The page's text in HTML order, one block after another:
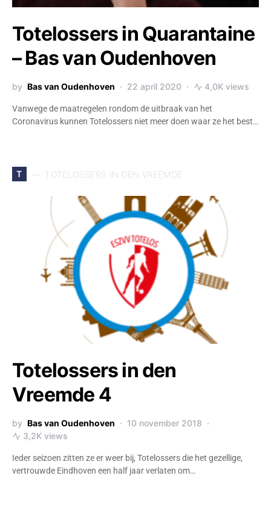
Totelossers in Quarantaine
– Bas van Oudenhoven
by Bas van Oudenhoven 22 april 2020 4,0K views
Vanwege de maatregelen rondom de uitbraak van het
Coronavirus kunnen Totelossers niet meer doen waar ze het best…
T TOTELOSSERS IN DEN VREEMDE
Totelossers in den
Vreemde 4
by Bas van Oudenhoven
10 november 2018
3,2K views
Ieder seizoen zitten ze er weer bij, Totelossers die het gezellige,
vertrouwde Eindhoven een half jaar verlaten om…